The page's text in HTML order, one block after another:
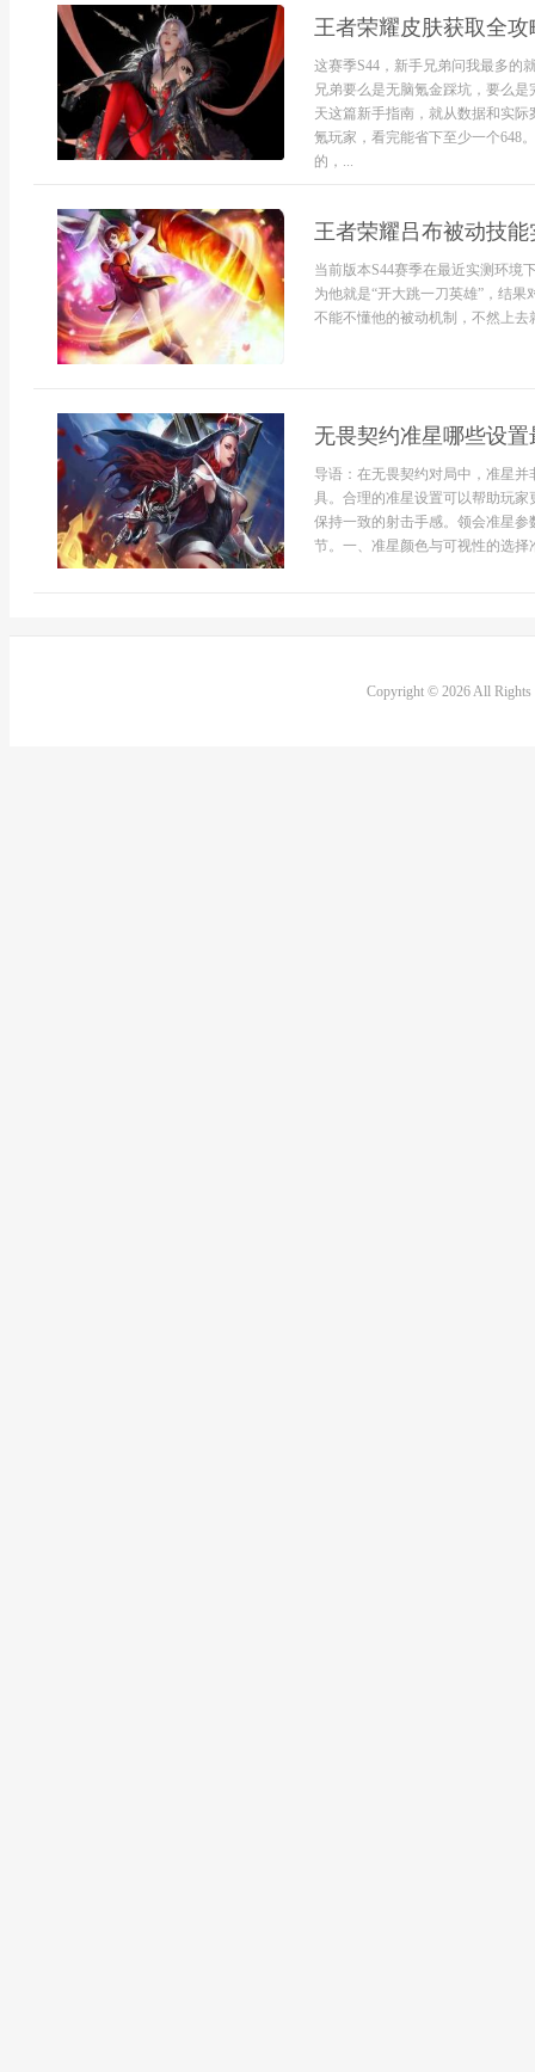
王者荣耀皮肤获取全
这赛季S44，新手兄弟问我最多的
兄弟要么是无脑氪金踩坑，要么
天这篇新手指南，就从数据和实
氪玩家，看完能省下至少一个648
的，...
王者荣耀吕布被动技
当前版本S44赛季在最近实测环境
为他就是“开大跳一刀英雄”，结
不能不懂他的被动机制，不然上去
无畏契约准星哪些设
导语：在无畏契约对局中，准星
具。合理的准星设置可以帮助玩
保持一致的射击手感。领会准星
节。一、准星颜色与可视性的选择
Copyright © 2026 All